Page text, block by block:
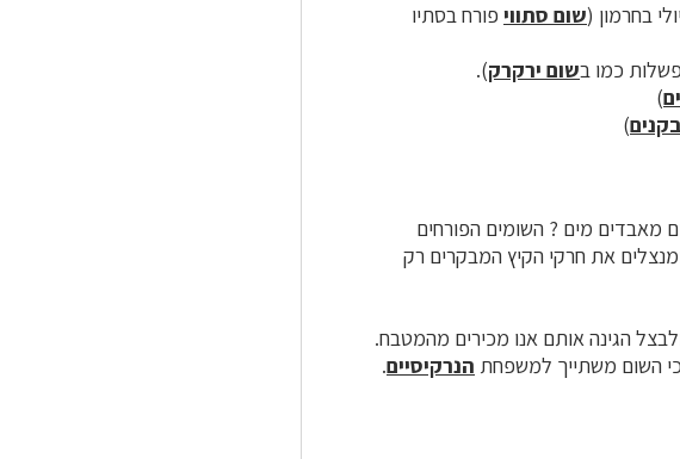
שום סתווי פורח בסתיו
כמו בשום ירקרק).
)
)
מאבדים מים ? השומים הפורחים
את חרקי הקיץ המבקרים רק
לשום ולבצל הגינה אותם אנו מכירים מהמטבח.
השום משתייך למשפחת הנרקיסיים.